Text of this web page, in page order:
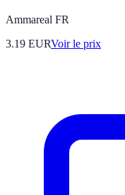
Ammareal FR
3.19 EURVoir le prix